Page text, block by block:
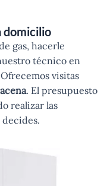
domicilio
gas, hacerle
técnico en
visitas
. El presupuesto
realizar las